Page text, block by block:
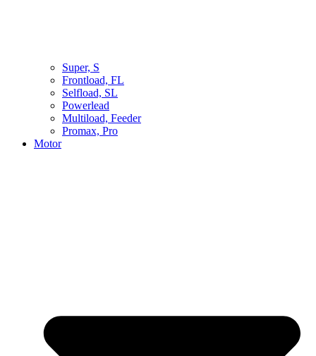
Super, S
Frontload, FL
Selfload, SL
Powerlead
Multiload, Feeder
Promax, Pro
Motor